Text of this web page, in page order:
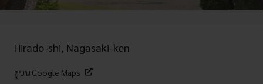
Hirado-shi, Nagasaki-ken
ดูบน Google Maps